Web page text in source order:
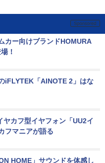
カー向けブランドHOMURA
！
iFLYTEK「AINOTE 2」はな
ヤカフ型イヤフォン「UU2イ
フマニアが語る
HOME」サウンドを体感し